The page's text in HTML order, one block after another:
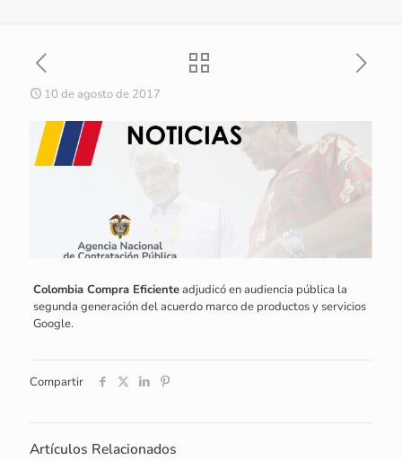
10 de agosto de 2017
Colombia Compra Eficienteadjudicó en audiencia pública la
segunda generación del acuerdo marco de productos y servicios
Google.
Compartir
Artículos Relacionados